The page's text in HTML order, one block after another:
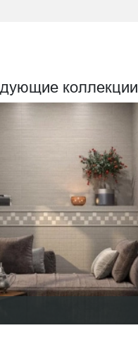
коллекции